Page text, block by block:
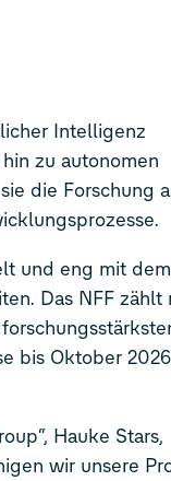
Intelligenz
zu autonomen
die Forschung
und eng mit
Das NFF zählt
bis Oktober
Hauke Stars,
wir unsere